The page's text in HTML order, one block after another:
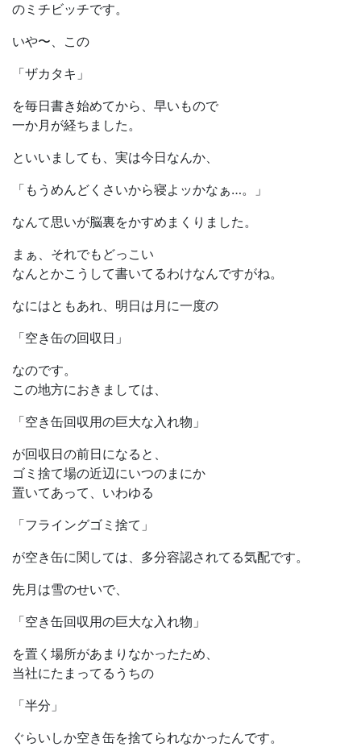
のミチビッチです。
いや〜、この
「ザカタキ」
を毎日書き始めてから、早いもので
一か月が経ちました。
といいましても、実は今日なんか、
「もうめんどくさいから寝よッかなぁ…。」
なんて思いが脳裏をかすめまくりました。
まぁ、それでもどっこい
なんとかこうして書いてるわけなんですがね。
なにはともあれ、明日は月に一度の
「空き缶の回収日」
なのです。
この地方におきましては、
「空き缶回収用の巨大な入れ物」
が回収日の前日になると、
ゴミ捨て場の近辺にいつのまにか
置いてあって、いわゆる
「フライングゴミ捨て」
が空き缶に関しては、多分容認されてる気配です。
先月は雪のせいで、
「空き缶回収用の巨大な入れ物」
を置く場所があまりなかったため、
当社にたまってるうちの
「半分」
ぐらいしか空き缶を捨てられなかったんです。